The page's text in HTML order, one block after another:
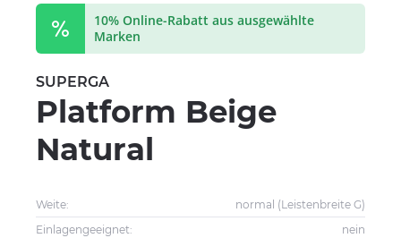
10% Online-Rabatt aus ausgewählte
Marken
SUPERGA
Platform Beige
Natural
Weite:
normal (Leistenbreite G)
Einlagengeeignet:
nein